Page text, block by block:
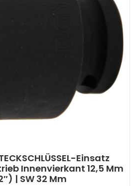
Einsatz
Innenvierkant 12,5 Mm
| SW 32 Mm